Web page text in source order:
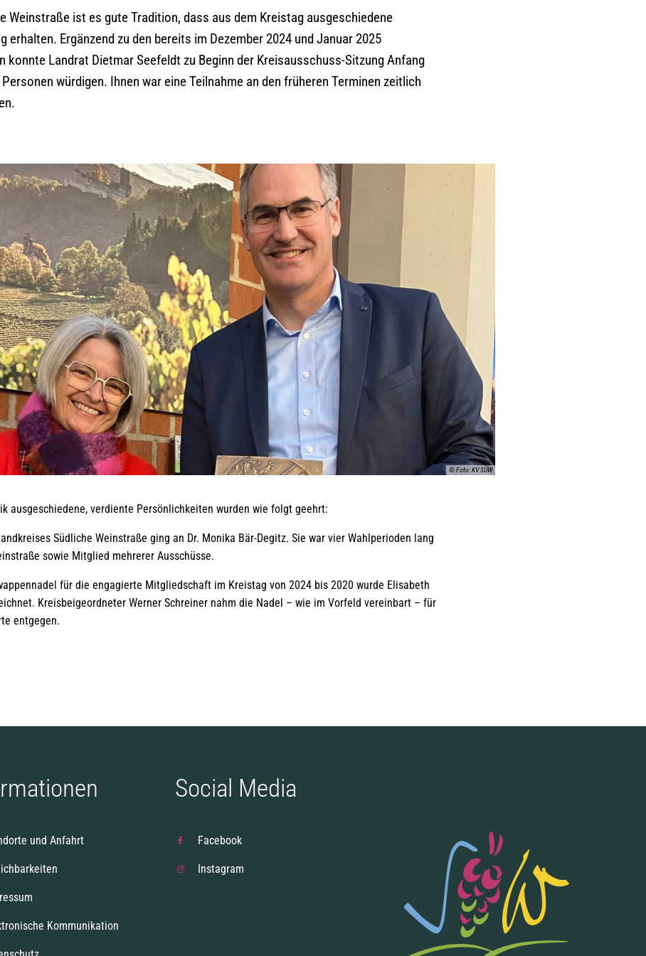
Weinstraße ist es gute Tradition, dass aus dem Kreistag ausgeschiedene
erhalten. Ergänzend zu den bereits im Dezember 2024 und Januar 2025
konnte Landrat Dietmar Seefeldt zu Beginn der Kreisausschuss-Sitzung Anfang
würdigen. Ihnen war eine Teilnahme an den früheren Terminen zeitlich
© Foto: KV SÜW
ausgeschiedene, verdiente Persönlichkeiten wurden wie folgt geehrt:
Südliche Weinstraße ging an Dr. Monika Bär-Degitz. Sie war vier Wahlperioden lang
sowie Mitglied mehrerer Ausschüsse.
für die engagierte Mitgliedschaft im Kreistag von 2024 bis 2020 wurde Elisabeth
Kreisbeigeordneter Werner Schreiner nahm die Nadel – wie im Vorfeld vereinbart – für
entgegen.
und Anfahrt
Kommunikation
Social Media
Facebook
Instagram